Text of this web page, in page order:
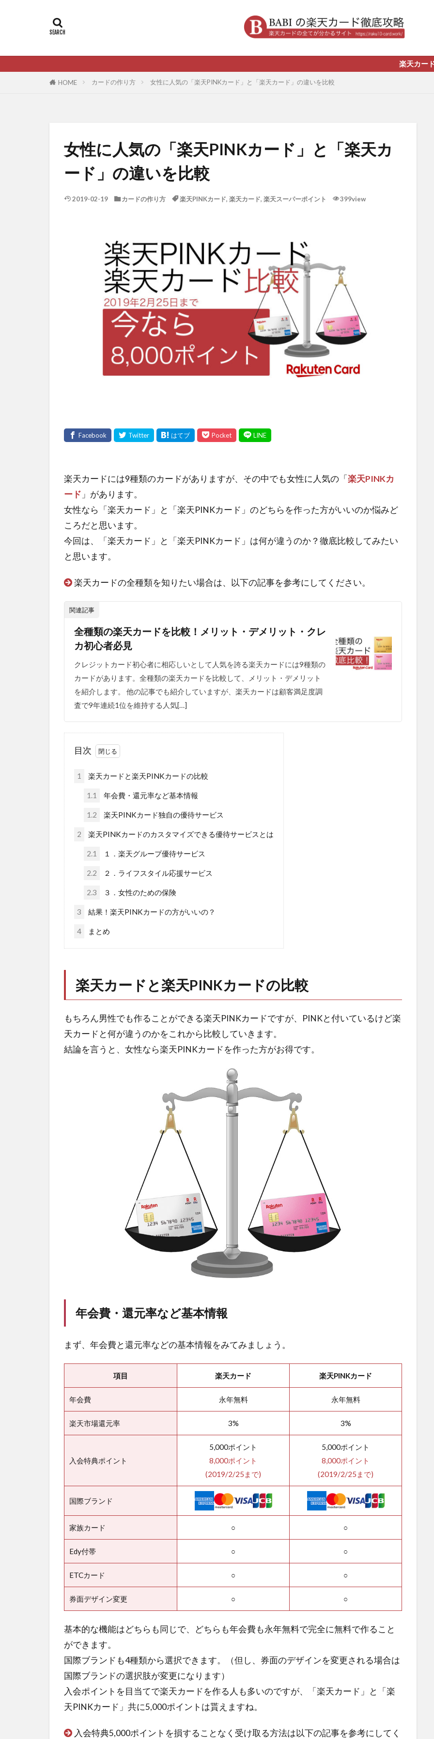
楽天カードを作りた
HOME カードの作り方 女性に人気の「楽天PINKカード」と「楽天カード」の違いを比較
女性に人気の「楽天PINKカード」と「楽天カ
ード」の違いを比較
2019-02-19 カードの作り方 楽天PINKカード, 楽天カード, 楽天スーパーポイント 399view
楽天カードには9種類のカードがありますが、その中でも女性に人気の「楽天PINKカ
ード 」があります。
女性なら「楽天カード」と「楽天PINKカード」のどちらを作った方がいいのか悩みど
ころだと思います。
今回は、「楽天カード」と「楽天PINKカード」は何が違うのか？徹底比較してみたい
と思います。
楽天カードの全種類を知りたい場合は、以下の記事を参考にしてください。
関連記事
全種類の楽天カードを比較！メリット・デメリット・クレ
カ初心者必見
クレジットカード初心者に相応しいとして人気を誇る楽天カードには9種類の
カードがあります。全種類の楽天カードを比較して、メリット・デメリット
を紹介します。 他の記事でも紹介していますが、楽天カードは顧客満足度調
査で9年連続1位を維持する人気[…]
目次
1 楽天カードと楽天PINKカードの比較
1.1 年会費・還元率など基本情報
1.2 楽天PINKカード独自の優待サービス
2 楽天PINKカードのカスタマイズできる優待サービスとは
2.1 １．楽天グループ優待サービス
2.2 ２．ライフスタイル応援サービス
2.3 ３．女性のための保険
3 結果！楽天PINKカードの方がいいの？
4 まとめ
楽天カードと楽天PINKカードの比較
もちろん男性でも作ることができる楽天PINKカードですが、PINKと付いているけど楽
天カードと何が違うのかをこれから比較していきます。
結論を言うと、女性なら楽天PINKカードを作った方がお得です。
年会費・還元率など基本情報
まず、年会費と還元率などの基本情報をみてみましょう。
項目 楽天カード 楽天PINKカード
年会費 永年無料 永年無料
楽天市場還元率 3% 3%
入会特典ポイント
5,000ポイント
8,000ポイント
(2019/2/25まで)
5,000ポイント
8,000ポイント
(2019/2/25まで)
国際ブランド
家族カード ○ ○
Edy付帯 ○ ○
ETCカード ○ ○
券面デザイン変更 ○ ○
基本的な機能はどちらも同じで、どちらも年会費も永年無料で完全に無料で作ること
ができます。
国際ブランドも4種類から選択できます。（但し、券面のデザインを変更される場合は
国際ブランドの選択肢が変更になります）
入会ポイントを目当てで楽天カードを作る人も多いのですが、「楽天カード」と「楽
天PINKカード」共に5,000ポイントは貰えますね。
入会特典5,000ポイントを損することなく受け取る方法は以下の記事を参考にしてく